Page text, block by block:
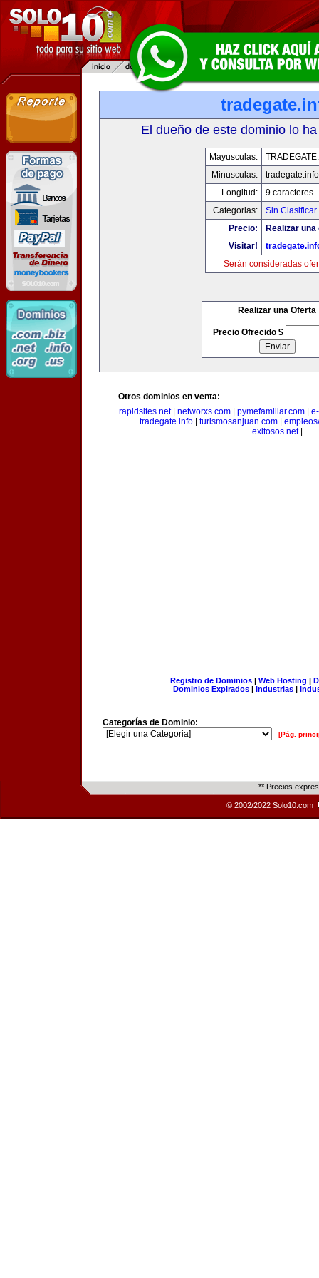
El dueño de este dominio lo
Mayusculas:
Minusculas:
tradegate.info
Longitud:
9 caracteres
Categorias:
Sin Clasificar
Precio:
Realizar
Visitar!
Serán consideradas
Realizar una Oferta
Precio Ofrecido $
Otros dominios en venta:
rapidsites.net| networxs.com| pymefamiliar.com|
tradegate.info| turismosanjuan.com|
exitosos.net|
Registro de Dominios| Web Hosting |
Dominios Expirados | Industrias |
Categorías de Dominio:
[Pág.
** Precios
© 2002/2022 Solo10.com